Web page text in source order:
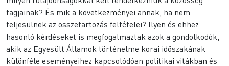
tagjainak? És mik a következményei annak, ha nem
teljesülnek az összetartozás feltételei? Ilyen és ehhez
hasonló kérdéseket is megfogalmaztak azok a gondolkodók,
akik az Egyesült Államok történelme korai időszakának
különféle eseményeihez kapcsolódóan politikai vitákban és